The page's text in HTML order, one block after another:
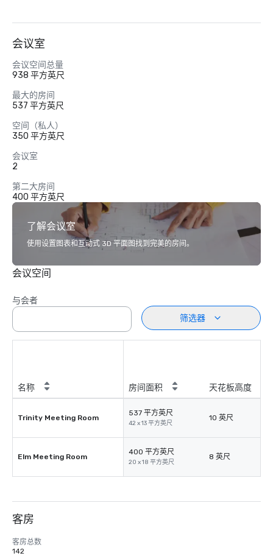
会议室
会议空间总量
938 平方英尺
最大的房间
537 平方英尺
空间（私人）
350 平方英尺
会议室
2
第二大房间
400 平方英尺
了解会议室
使用设置图表和互动式 3D 平面图找到完美的房间。
会议空间
与会者
筛选器
名称 房间面积 天花板高度
Trinity Meeting Room
537 平方英尺
42 x 13 平方英尺
10 英尺
Elm Meeting Room
400 平方英尺
20 x 18 平方英尺
8 英尺
客房
客房总数
142